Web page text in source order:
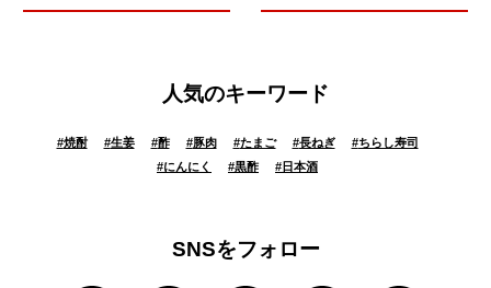
人気のキーワード
#焼酎 #生姜 #酢 #豚肉 #たまご #長ねぎ #ちらし寿司
#にんにく #黒酢 #日本酒
SNSをフォロー